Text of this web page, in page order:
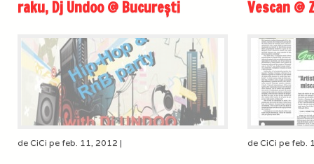
raku, Dj Undoo @ București
de CiCi pe feb. 11, 2012 |
Vescan @
de CiCi pe feb.